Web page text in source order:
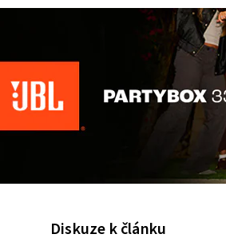
Diskuze k článku